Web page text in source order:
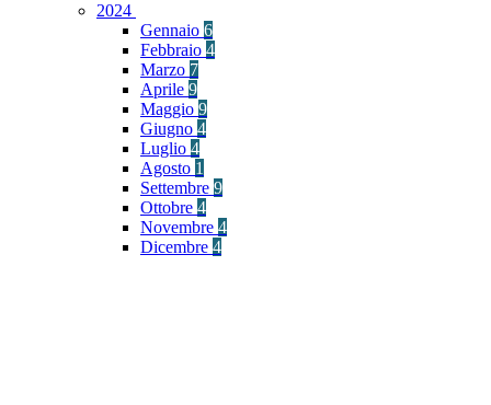
2024
Gennaio 6
Febbraio 4
Marzo 7
Aprile 9
Maggio 9
Giugno 4
Luglio 4
Agosto 1
Settembre 9
Ottobre 4
Novembre 4
Dicembre 4